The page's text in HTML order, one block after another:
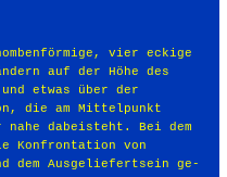
vier­ eckige
auf der Höhe des
und etwas über der
die am Mittelpunkt
dabeisteht. Bei dem
Konfrontation von
dem Ausgeliefertsein ge­